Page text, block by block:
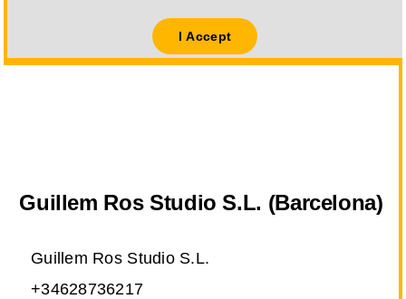
I Accept
Guillem Ros Studio S.L. (Barcelona)
Guillem Ros Studio S.L.
+34628736217